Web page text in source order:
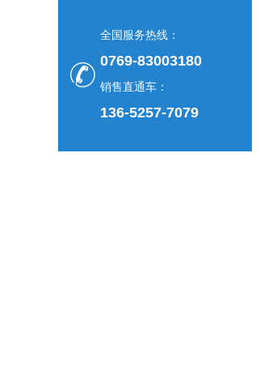
全国服务热线：
0769-83003180
销售直通车：
136-5257-7079